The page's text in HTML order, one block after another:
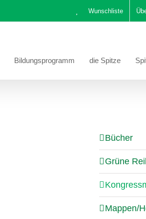
Wunschliste
Bildungsprogramm die Spitze
Bücher
Grüne
Mappen/